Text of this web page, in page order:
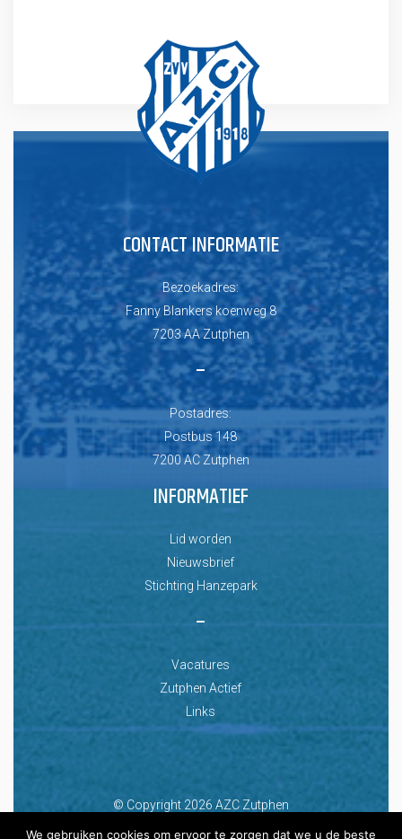
CONTACT INFORMATIE
Bezoekadres:
Fanny Blankers koenweg 8
7203 AA Zutphen
–
Postadres:
Postbus 148
7200 AC Zutphen
INFORMATIEF
Lid worden
Nieuwsbrief
Stichting Hanzepark
–
Vacatures
Zutphen Actief
Links
© Copyright 2026 AZC Zutphen
Ontwikkeld door: Best4u Group B.V.
We gebruiken cookies om ervoor te zorgen dat we u de beste